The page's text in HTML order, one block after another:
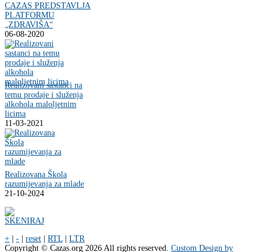
CAZAS PREDSTAVLJA
PLATFORMU
„ZDRAVIŠA“
06-08-2020
Realizovani sastanci na
temu prodaje i služenja
alkohola maloljetnim
licima
11-03-2021
Realizovana Škola
razumijevanja za mlade
21-10-2024
+ | - | reset | RTL | LTR
Copyright © Cazas.org 2026 All rights reserved. Custom Design by